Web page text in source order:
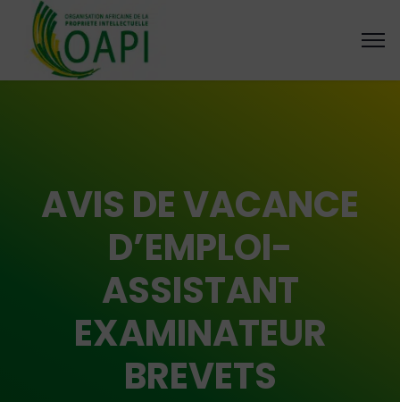
AVIS DE VACANCE
D’EMPLOI-
ASSISTANT
EXAMINATEUR
BREVETS